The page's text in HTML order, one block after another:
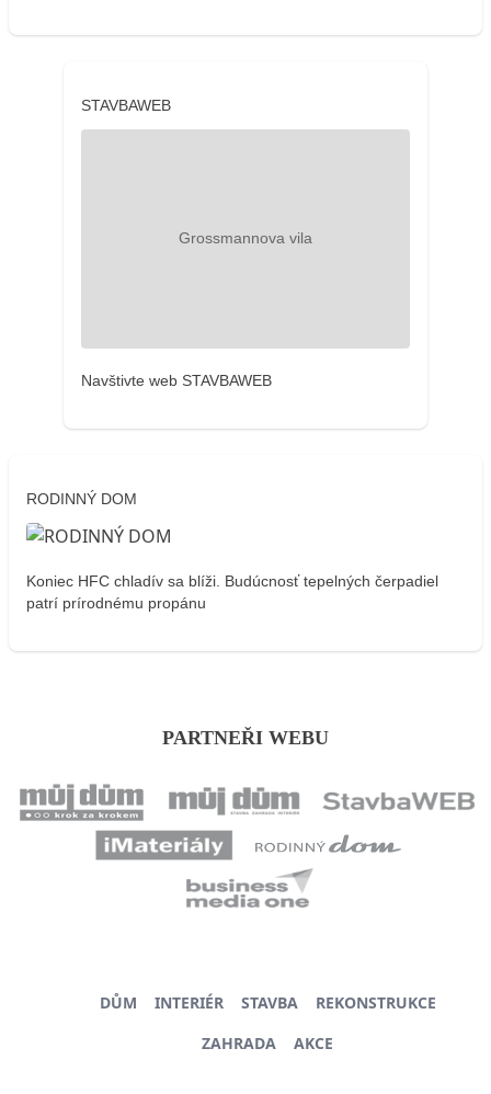
STAVBAWEB
Navštivte web STAVBAWEB
RODINNÝ DOM
Koniec HFC chladív sa blíži. Budúcnosť tepelných čerpadiel
patrí prírodnému propánu
PARTNEŘI WEBU
DŮM INTERIÉR STAVBA
REKONSTRUKCE
ZAHRADA
AKCE